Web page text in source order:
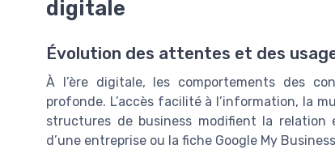
digitale
Évolution des attentes et des
À l’ère digitale, les comportements des
profonde. L’accès facilité à l’information, la
structures de business modifient la relation
d’une entreprise ou la fiche Google My